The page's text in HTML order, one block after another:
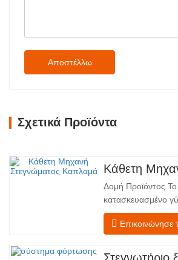
Αποστέλλω
Σχετικά Προϊόντα
Δομή Προϊόντος Το
κατασκευασμένο
χαλύβδινο πλαίσιο
τέσσερις
από την
Επικοινώνησε